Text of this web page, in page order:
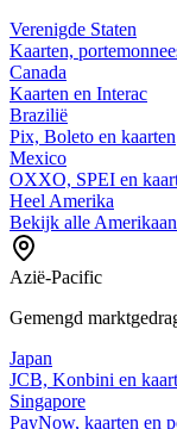
Verenigde Staten
Kaarten,
Canada
Kaarten en Interac
Brazilië
Pix, Boleto en kaarten
Mexico
OXXO, SPEI en
Heel Amerika
Bekijk alle
Azië-Pacific
Gemengd
Japan
JCB, Konbini en
Singapore
PayNow, kaarten en